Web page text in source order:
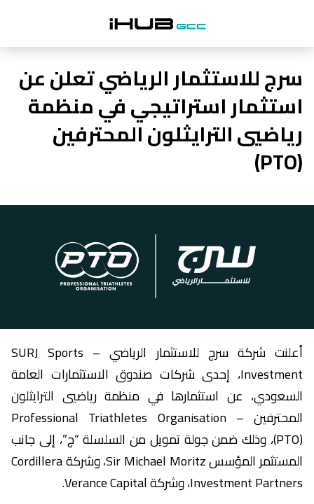
سرج للاستثمار الرياضي تعلن عن
استثمار استراتيجي في منظمة
رياضيي الترايثلون المحترفين
(PTO)
أعلنت شركة سرج للاستثمار الرياضي – SURJ Sports
Investment، إحدى شركات صندوق الاستثمارات العامة
السعودي، عن استثمارها في منظمة رياضيي الترايثلون
المحترفين – Professional Triathletes Organisation
(PTO)، وذلك ضمن جولة تمويل من السلسلة “ج”، إلى جانب
المستثمر المؤسس Sir Michael Moritz، وشركة Cordillera
Investment Partners، وشركة Verance Capital.